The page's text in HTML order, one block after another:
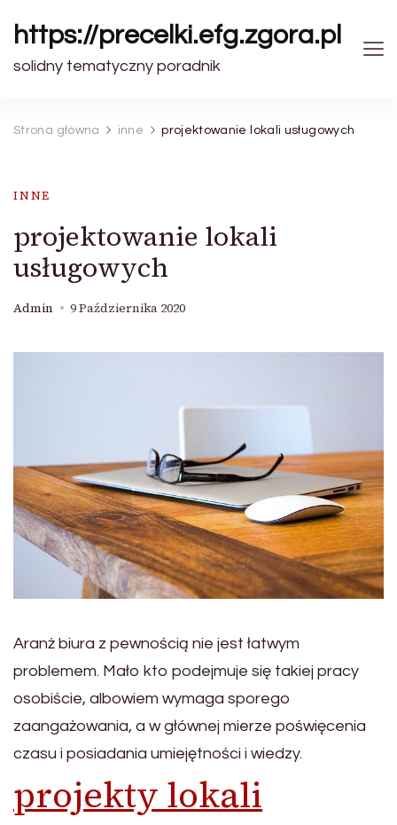
https://precelki.efg.zgora.pl
solidny tematyczny poradnik
Strona główna inne projektowanie lokali usługowych
INNE
projektowanie lokali
usługowych
Admin 9 Października 2020
Aranż biura z pewnością nie jest łatwym
problemem. Mało kto podejmuje się takiej pracy
osobiście, albowiem wymaga sporego
zaangażowania, a w głównej mierze poświęcenia
czasu i posiadania umiejętności i wiedzy.
projekty lokali